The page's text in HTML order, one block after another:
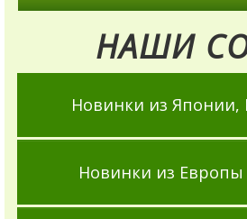
НАШИ
Новинки из Японии,
Новинки из Европы